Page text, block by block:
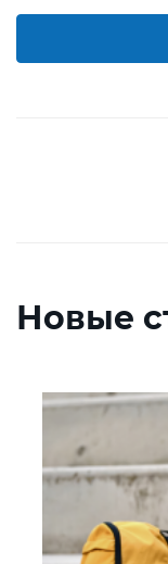
Новые